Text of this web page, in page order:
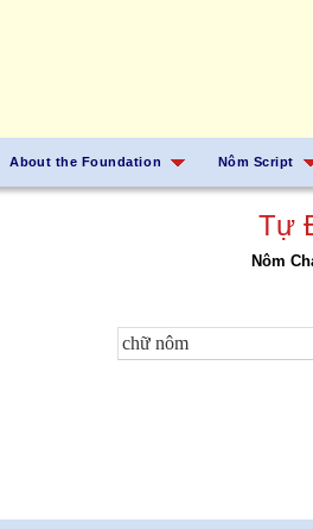
About the Foundation Nôm Script
Tự
Nôm